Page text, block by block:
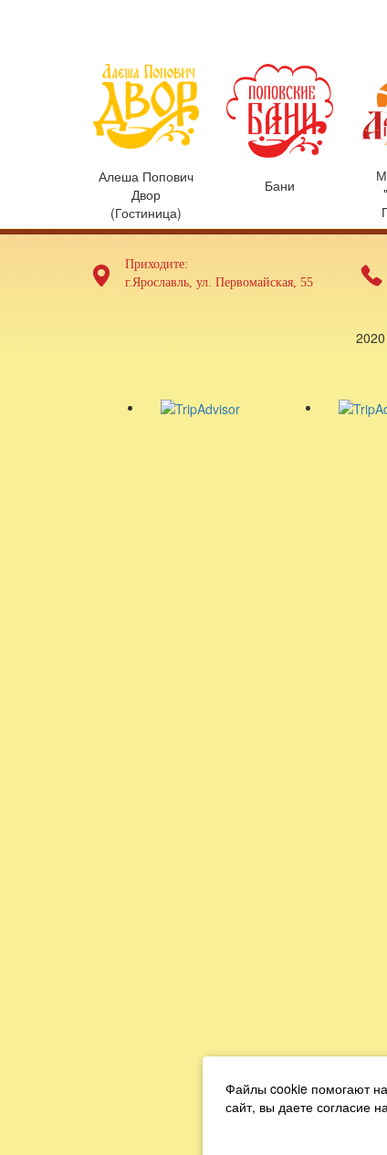
Алеша Попович
Двор
(Гостиница)
Бани
Приходите:
г.Ярославль, ул. Первомайская, 55
Файлы cookie помогают
сайт, вы даете согласие